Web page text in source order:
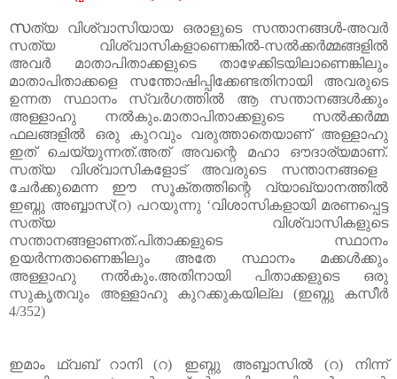
സത്യ വിശ്വാസിയായ ഒരാളുടെ സന്താനങ്ങൾ-അവർ
സത്യ
വിശ്വാസികളാണെങ്കിൽ-സൽക്കർമ്മങ്ങളിൽ
അവർ
മാതാപിതാക്കളുടെ
താഴേക്കിടയിലാണെങ്കിലും
മാതാപിതാക്കളെ
സന്തോഷിപ്പിക്കേണ്ടതിനായി
അവരുടെ
ഉന്നത
സ്ഥാനം സ്വർഗത്തിൽ ആ
സന്താനങ്ങൾക്കും
അള്ളാഹു
നൽകും.മാതാപിതാക്കളുടെ
സൽക്കർമ്മ
ഫലങ്ങളിൽ
ഒരു കുറവും വരുത്താതെയാണ്
അള്ളാഹു
ഇത്
ചെയ്യുന്നത്.അത് അവന്റെ മഹാ ഔദാര്യമാണ്.
സത്യ
വിശ്വാസികളോട് അവരുടെ
സന്താനങ്ങളെ
ചേർക്കുമെന്ന
ഈ സൂക്തത്തിന്റെ
വ്യാഖ്യാനത്തിൽ
ഇബ്നു അബ്ബാസ്(റ) പറയുന്നു ‘വിശാസികളായി മരണപ്പെട്ട
സത്യ
വിശ്വാസികളുടെ
സന്താനങ്ങളാണത്.പിതാക്കളുടെ
സ്ഥാനം
ഉയർന്നതാണെങ്കിലും
അതേ സ്ഥാനം
മക്കൾക്കും
അള്ളാഹു
നൽകും.അതിനായി പിതാക്കളുടെ
ഒരു
സുകൃതവും
അള്ളാഹു കുറക്കുകയില്ല (ഇബ്നു
കസീർ
4/352)
ഇമാം ഥ്വബ് റാനി(റ) ഇബ്നു അബ്ബാസിൽ (റ) നിന്ന്